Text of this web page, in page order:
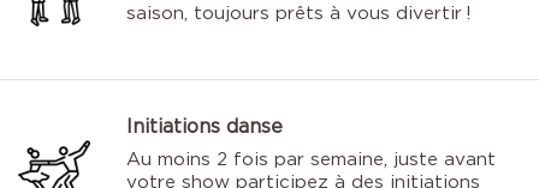
saison, toujours prêts à vous divertir !
Initiations danse
Au moins 2 fois par semaine, juste avant
votre show participez à des initiations